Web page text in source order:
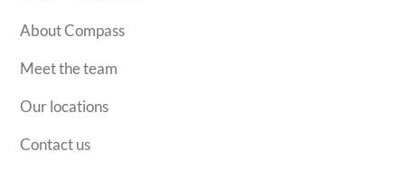
About Compass
Meet the team
Our locations
Contact us